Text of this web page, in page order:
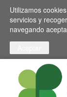
Pasar al contenido
Toggle high contrast
Utilizamos
servicios y
navegando